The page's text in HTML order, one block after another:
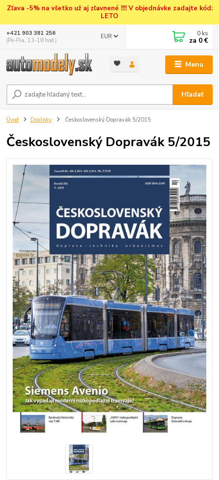
Zľava -5% na všetko už aj zľavnené !!!! V objednávke zadajte kód:
LETO
Menu
EUR
Hľadať
+421 903 381 256
(Po-Pia, 13-18 hod.)
0 ks
za 0 €
Úvod Doplnky Československý Dopravák 5/2015
Československý Dopravák 5/2015